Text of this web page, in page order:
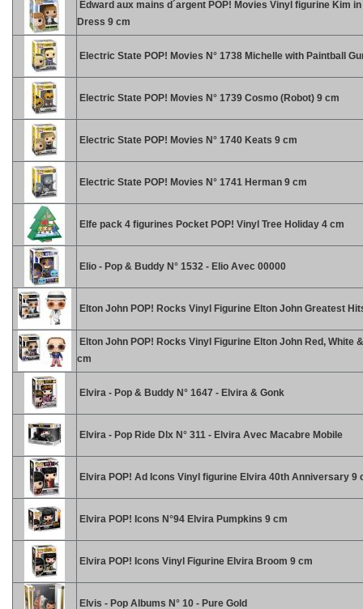
Edward aux mains d´argent POP! Movies Vinyl figurine Kim
Dress 9 cm
Electric State POP! Movies N° 1738 Michelle with Paintball
Electric State POP! Movies N° 1739 Cosmo (Robot) 9 cm
Electric State POP! Movies N° 1740 Keats 9 cm
Electric State POP! Movies N° 1741 Herman 9 cm
Elfe pack 4 figurines Pocket POP! Vinyl Tree Holiday 4 cm
Elio - Pop & Buddy N° 1532 - Elio Avec 00000
Elton John POP! Rocks Vinyl Figurine Elton John Greatest
Elton John POP! Rocks Vinyl Figurine Elton John Red, White
cm
Elvira - Pop & Buddy N° 1647 - Elvira & Gonk
Elvira - Pop Ride Dlx N° 311 - Elvira Avec Macabre Mobile
Elvira POP! Ad Icons Vinyl figurine Elvira 40th Anniversary 9
Elvira POP! Icons N°94 Elvira Pumpkins 9 cm
Elvira POP! Icons Vinyl Figurine Elvira Broom 9 cm
Elvis - Pop Albums N° 10 - Pure Gold